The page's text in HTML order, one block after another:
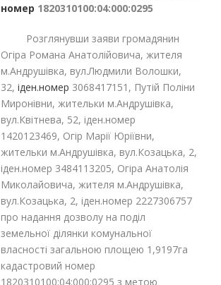
номер 1820310100:04:000:0295
Розглянувши заяви громадянин
Огіра Романа Анатолійовича, жителя
м.Андрушівка, вул.Людмили Волошки,
32, іден.номер 3068417151, Путій Поліни
Миронівни, жительки м.Андрушівка,
вул.Квітнева, 52, іден.номер
1420123469, Огір Марії Юріївни,
жительки м.Андрушівка, вул.Козацька, 2,
іден.номер 3484113205, Огіра Анатолія
Миколайовича, жителя м.Андрушівка,
вул.Козацька, 2, іден.номер 2227306757
про надання дозволу на поділ
земельної ділянки комунальної
власності загальною площею 1,9197га
кадастровий номер
1820310100:04:000:0295 з метою